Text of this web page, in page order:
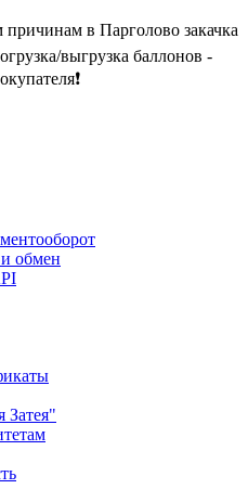
причинам в Парголово закачка
выгрузка баллонов -
обмен
Затея"